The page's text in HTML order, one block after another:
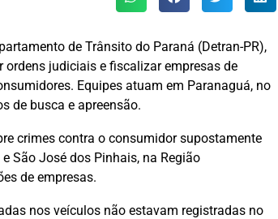
de Trânsito do Paraná (Detran-PR),
judiciais e fiscalizar empresas de
Equipes atuam em Paranaguá, no
de busca e apreensão.
crimes contra o consumidor supostamente
São José dos Pinhais, na Região
de empresas.
nos veículos não estavam registradas no